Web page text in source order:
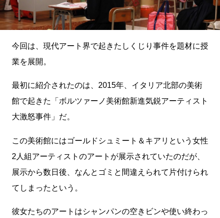
今回は、現代アート界で起きたしくじり事件を題材に授
業を展開。
最初に紹介されたのは、2015年、イタリア北部の美術
館で起きた「ボルツァーノ美術館新進気鋭アーティスト
大激怒事件」だ。
この美術館にはゴールドシュミート＆キアリという女性
2人組アーティストのアートが展示されていたのだが、
展示から数日後、なんとゴミと間違えられて片付けられ
てしまったという。
彼女たちのアートはシャンパンの空きビンや使い終わっ